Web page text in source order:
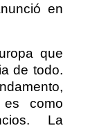
en
que
de todo.
es como
La